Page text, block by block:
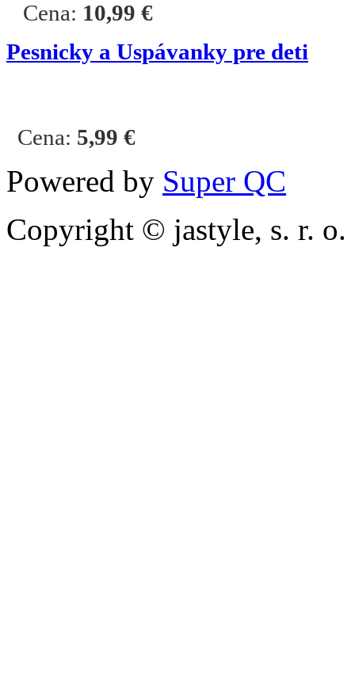
Cena: 10,99 €
Pesnicky a Uspávanky pre deti
Cena: 5,99 €
Powered by Super QC
Copyright © jastyle, s. r.